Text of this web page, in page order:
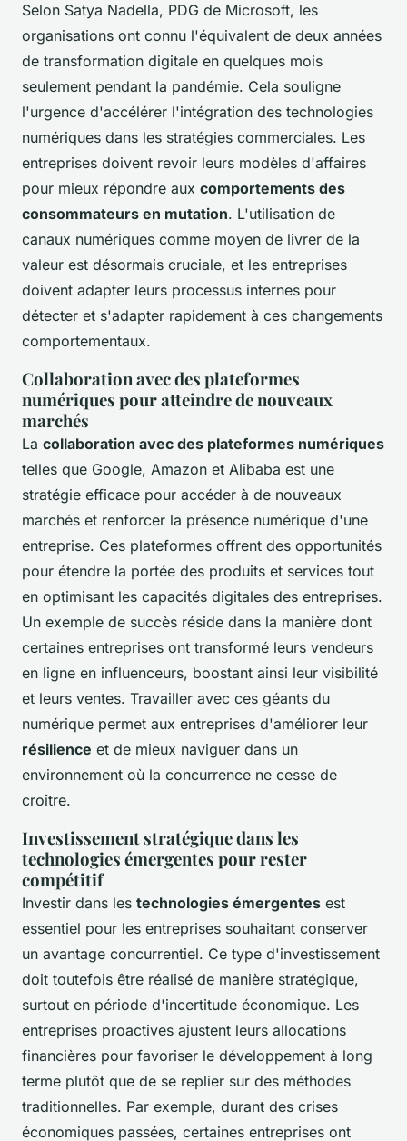
Selon Satya Nadella, PDG de Microsoft, les
organisations ont connu l'équivalent de deux années
de transformation digitale en quelques mois
seulement pendant la pandémie. Cela souligne
l'urgence d'accélérer l'intégration des technologies
numériques dans les stratégies commerciales. Les
entreprises doivent revoir leurs modèles d'affaires
pour mieux répondre aux comportements des
consommateurs en mutation. L'utilisation de
canaux numériques comme moyen de livrer de la
valeur est désormais cruciale, et les entreprises
doivent adapter leurs processus internes pour
détecter et s'adapter rapidement à ces changements
comportementaux.
Collaboration avec des plateformes
numériques pour atteindre de nouveaux
marchés
La collaboration avec des plateformes numériques
telles que Google, Amazon et Alibaba est une
stratégie efficace pour accéder à de nouveaux
marchés et renforcer la présence numérique d'une
entreprise. Ces plateformes offrent des opportunités
pour étendre la portée des produits et services tout
en optimisant les capacités digitales des entreprises.
Un exemple de succès réside dans la manière dont
certaines entreprises ont transformé leurs vendeurs
en ligne en influenceurs, boostant ainsi leur visibilité
et leurs ventes. Travailler avec ces géants du
numérique permet aux entreprises d'améliorer leur
résilience et de mieux naviguer dans un
environnement où la concurrence ne cesse de
croître.
Investissement stratégique dans les
technologies émergentes pour rester
compétitif
Investir dans les technologies émergentes est
essentiel pour les entreprises souhaitant conserver
un avantage concurrentiel. Ce type d'investissement
doit toutefois être réalisé de manière stratégique,
surtout en période d'incertitude économique. Les
entreprises proactives ajustent leurs allocations
financières pour favoriser le développement à long
terme plutôt que de se replier sur des méthodes
traditionnelles. Par exemple, durant des crises
économiques passées, certaines entreprises ont